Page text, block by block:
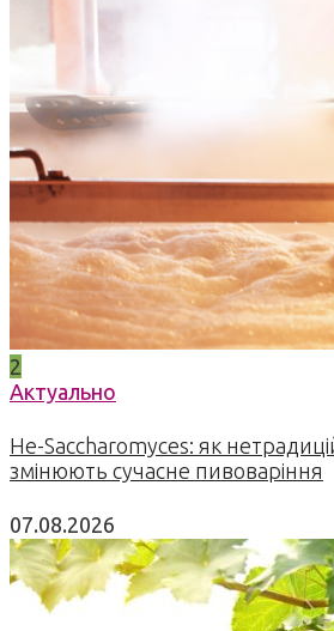
2
Актуально
Не-Saccharomyces: як
змінюють сучасне пивоваріння
07.08.2026